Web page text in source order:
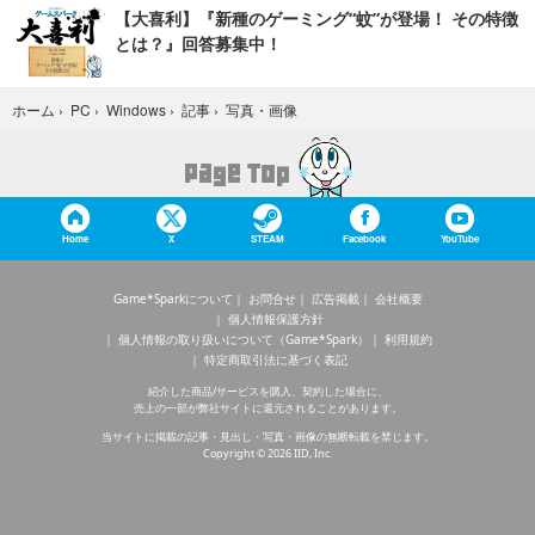
【大喜利】『新種のゲーミング“蚊”が登場！ その特徴
とは？』回答募集中！
ホーム › PC › Windows › 記事 › 写真・画像
Home X STEAM Facebook YouTube
Game*Sparkについて お問合せ 広告掲載
会社概要
個人情報保護方針
個人情報の取り扱いについて（Game*Spark）
利用規約
特定商取引法に基づく表記
紹介した商品/サービスを購入、契約した場合に、
売上の一部が弊社サイトに還元されることがあります。
当サイトに掲載の記事・見出し・写真・画像の無断転載を禁じます。
Copyright © 2026 IID, Inc.